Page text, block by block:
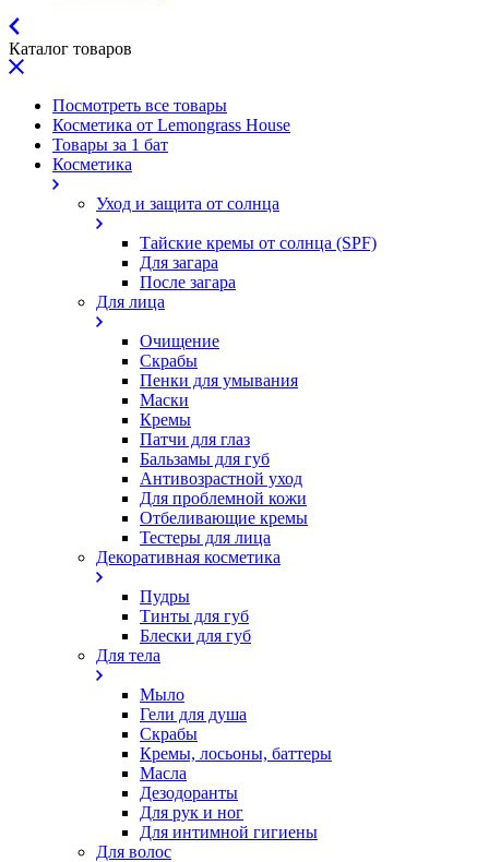
Каталог товаров
Посмотреть все товары
Косметика от Lemongrass House
Товары за 1 бат
Косметика
Уход и защита от солнца
Тайские кремы от солнца (SPF)
Для загара
После загара
Для лица
Очищение
Скрабы
Пенки для умывания
Маски
Кремы
Патчи для глаз
Бальзамы для губ
Антивозрастной уход
Для проблемной кожи
Oтбеливающие кремы
Тестеры для лица
Декоративная косметика
Пудры
Тинты для губ
Блески для губ
Для тела
Мыло
Гели для душа
Скрабы
Кремы, лосьоны, баттеры
Масла
Дезодоранты
Для рук и ног
Для интимной гигиены
Для волос